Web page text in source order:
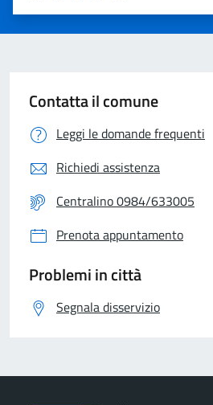
Valuta 5 stelle su 5
Valuta 4 stelle su 5
Valuta 3 stelle su 5
Valuta 2 stelle su 5
Valuta 1 stelle su 5
Contatta il comune
Leggi le domande frequenti
Richiedi assistenza
Centralino 0984/633005
Prenota appuntamento
Problemi in città
Segnala disservizio